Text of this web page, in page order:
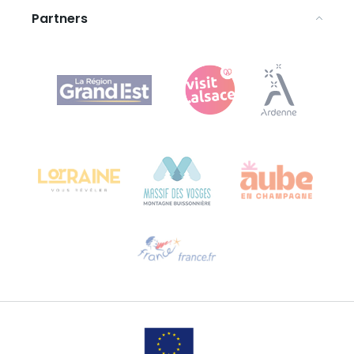
Agence Régionale du Tourisme Grand Est
Bureau de Colmar (hoofdkantoor)
Stuur ons een e-mail
Partners